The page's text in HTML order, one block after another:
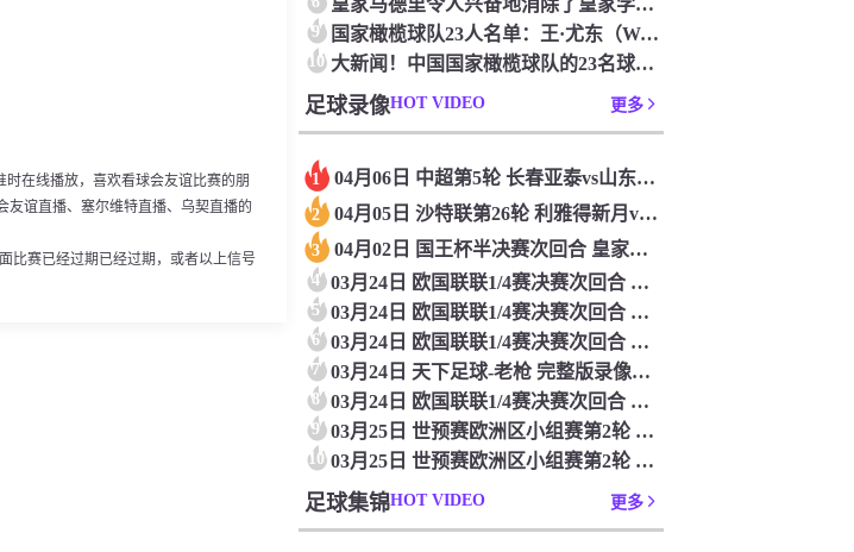
时在线播放，喜欢看球会友谊比赛的朋
友谊直播、塞尔维特直播、乌契直播的
比赛已经过期已经过期，或者以上信号
9 国家橄榄球队23人名单：王·尤东（Wang Yudong）首次被选为第11名 塞吉尼奥（Serginho）在名单上
10 大新闻！中国国家橄榄球队的23名球员被确认是第一次进入阵容
足球录像HOT VIDEO 更多
1 04月06日 中超第5轮 长春亚泰vs山东泰山 全场录像
2 04月05日 沙特联第26轮 利雅得新月vs利雅得胜利 全场录像
3 04月02日 国王杯半决赛次回合 皇家马德里vs皇家社会 全场录像
4 03月24日 欧国联联1/4赛决赛次回合 德国vs意大利 全场录像回放
5 03月24日 欧国联联1/4赛决赛次回合 法国vs克罗地亚 全场录像回放
6 03月24日 欧国联联1/4赛决赛次回合 葡萄牙vs丹麦 全场录像回放
7 03月24日 天下足球-老枪 完整版录像回放
8 03月24日 欧国联联1/4赛决赛次回合 西班牙vs荷兰 全场录像回放
9 03月25日 世预赛欧洲区小组赛第2轮 立陶宛vs芬兰 全场录像回放
10 03月25日 世预赛欧洲区小组赛第2轮 波兰vs马耳他 全场录像回放
足球集锦HOT VIDEO 更多